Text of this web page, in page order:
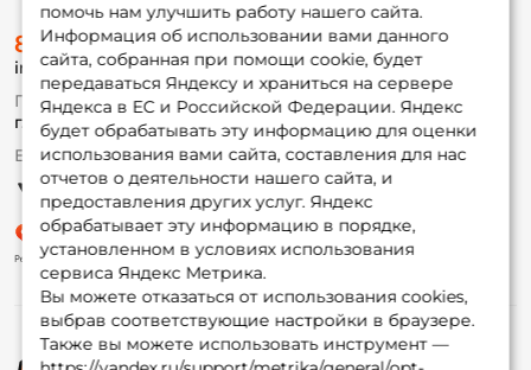
помочь нам улучшить работу нашего сайта.
Информация об использовании вами данного
сайта, собранная при помощи cookie, будет
передаваться Яндексу и храниться на сервере
Яндекса в ЕС и Российской Федерации. Яндекс
будет обрабатывать эту информацию для оценки
использования вами сайта, составления для нас
отчетов о деятельности нашего сайта, и
предоставления других услуг. Яндекс
обрабатывает эту информацию в порядке,
установленном в условиях использования
сервиса Яндекс Метрика.
Вы можете отказаться от использования cookies,
выбрав соответствующие настройки в браузере.
Также вы можете использовать инструмент —
О магазине
Доставка
Оплата
Fox-bonus
Гуру
Партнерская программа
8 (495) 532-77-88
info@foxfishing.ru
По вопросам с заказом
г. Москва, ул. Плеханова д.7
Ежедневно 10:00 до 20:00